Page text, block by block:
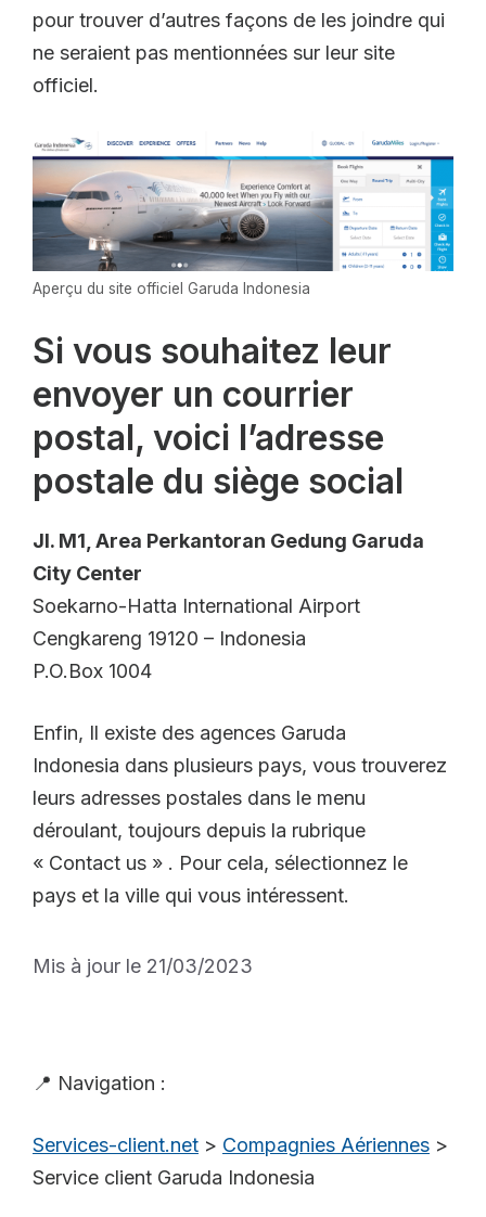
pour trouver d’autres façons de les joindre qui
ne seraient pas mentionnées sur leur site
officiel.
Aperçu du site officiel Garuda Indonesia
Si vous souhaitez leur
envoyer un courrier
postal, voici l’adresse
postale du siège social
Jl. M1, Area Perkantoran Gedung Garuda
City Center
Soekarno-Hatta International Airport
Cengkareng 19120 – Indonesia
P.O.Box 1004
Enfin, Il existe des agences Garuda
Indonesia dans plusieurs pays, vous trouverez
leurs adresses postales dans le menu
déroulant, toujours depuis la rubrique
« Contact us » . Pour cela, sélectionnez le
pays et la ville qui vous intéressent.
Mis à jour le 21/03/2023
📍 Navigation :
Services-client.net > Compagnies Aériennes >
Service client Garuda Indonesia